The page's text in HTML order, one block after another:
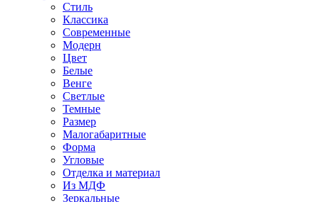
Стиль
Классика
Современные
Модерн
Цвет
Белые
Венге
Светлые
Темные
Размер
Малогабаритные
Форма
Угловые
Отделка и материал
Из МДФ
Зеркальные